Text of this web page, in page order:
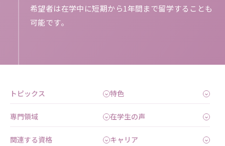
希望者は在学中に短期から1年間まで留学することも
可能です。
トピックス 特色
専門領域 在学生の声
関連する資格 キャリア